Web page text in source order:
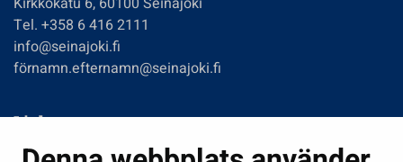
Tel. +358 6 416 2111
info@seinajoki.fi
förnamn.efternamn@seinajoki.fi
Links